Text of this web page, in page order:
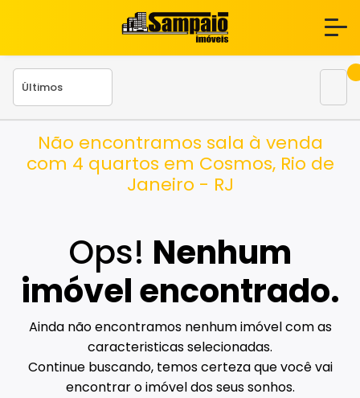
Não encontramos sala à venda
com 4 quartos em Cosmos, Rio de
Janeiro - RJ
Ops! Nenhum
imóvel encontrado.
Ainda não encontramos nenhum imóvel com as
caracteristicas selecionadas.
Continue buscando, temos certeza que você vai
encontrar o imóvel dos seus sonhos.